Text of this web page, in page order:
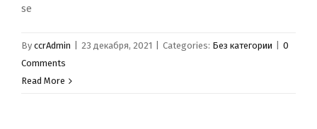
se
By ccrAdmin 23 декабря, 2021 Categories: Без категории
0
Comments
Read More